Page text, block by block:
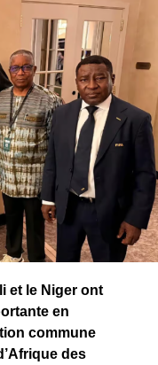
il prendra
présenté aux
et le Niger ont
en
commune
des